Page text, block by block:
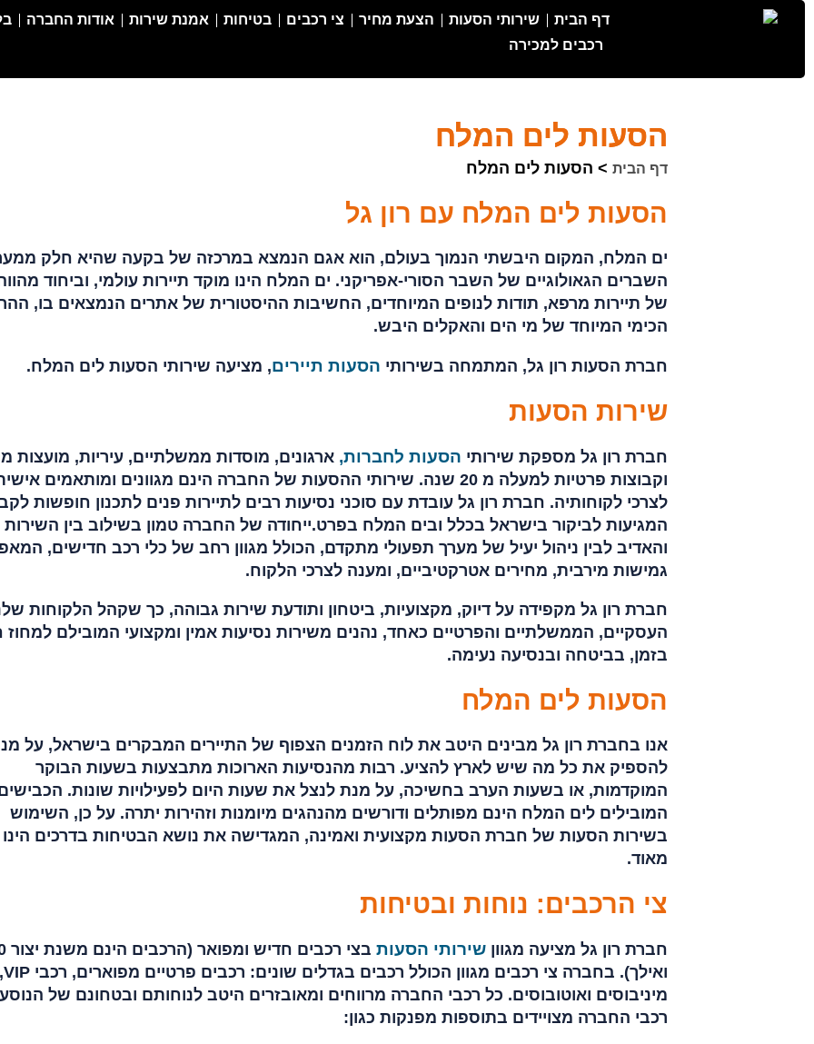
דף הבית שירותי הסעות הצעת מחיר צי רכבים בטיחות אמנת שירות אודות החברה
רכבים למכירה
הסעות לים המלח
דף הבית > הסעות לים המלח
הסעות לים המלח עם רון גל
ים המלח, המקום היבשתי הנמוך בעולם, הוא אגם הנמצא במרכזה של בקעה שהיא חלק
השברים הגאולוגיים של השבר הסורי-אפריקני. ים המלח הינו מוקד תיירות עולמי, וביחוד
של תיירות מרפא, תודות לנופים המיוחדים, החשיבות ההיסטורית של אתרים הנמצאים בו,
הכימי המיוחד של מי הים והאקלים היבש.
חברת הסעות רון גל, המתמחה בשירותי הסעות תיירים, מציעה שירותי הסעות לים המלח.
שירות הסעות
חברת רון גל מספקת שירותי הסעות לחברות, ארגונים, מוסדות ממשלתיים, עיריות, מועצות
וקבוצות פרטיות למעלה מ 20 שנה. שירותי ההסעות של החברה הינם מגוונים ומותאמים
לצרכי לקוחותיה. חברת רון גל עובדת עם סוכני נסיעות רבים לתיירות פנים לתכנון חופשות
המגיעות לביקור בישראל בכלל ובים המלח בפרט.ייחודה של החברה טמון בשילוב בין השירות
והאדיב לבין ניהול יעיל של מערך תפעולי מתקדם, הכולל מגוון רחב של כלי רכב חדישים,
גמישות מירבית, מחירים אטרקטיביים, ומענה לצרכי הלקוח.
חברת רון גל מקפידה על דיוק, מקצועיות, ביטחון ותודעת שירות גבוהה, כך שקהל הלקוחות
העסקיים, הממשלתיים והפרטיים כאחד, נהנים משירות נסיעות אמין ומקצועי המובילם
בזמן, בביטחה ובנסיעה נעימה.
הסעות לים המלח
אנו בחברת רון גל מבינים היטב את לוח הזמנים הצפוף של התיירים המבקרים בישראל, על
להספיק את כל מה שיש לארץ להציע. רבות מהנסיעות הארוכות מתבצעות בשעות הבוקר
המוקדמות, או בשעות הערב בחשיכה, על מנת לנצל את שעות היום לפעילויות שונות.
המובילים לים המלח הינם מפותלים ודורשים מהנהגים מיומנות וזהירות יתרה. על כן, השימוש
בשירות הסעות של חברת הסעות מקצועית ואמינה, המגדישה את נושא הבטיחות בדרכים
מאוד.
צי הרכבים: נוחות ובטיחות
חברת רון גל מציעה מגווןשירותי הסעות
בצי
ואילך). בחברה צי רכבים מגוון הכולל רכבים בגדלים שונים: רכבים פרטיים מפוארים, רכבי VIP,
מיניבוסים ואוטובוסים. כל רכבי החברה מרווחים ומאובזרים היטב לנוחותם ובטחונם של
רכבי החברה מצויידים בתוספות מפנקות כגון: